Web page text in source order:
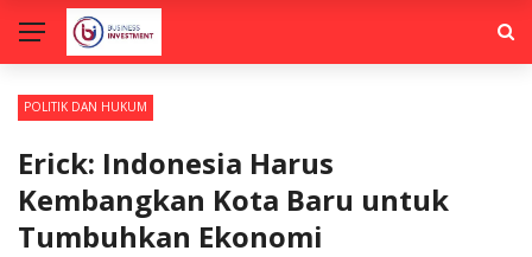
POLITIK DAN HUKUM
Erick: Indonesia Harus
Kembangkan Kota Baru untuk
Tumbuhkan Ekonomi